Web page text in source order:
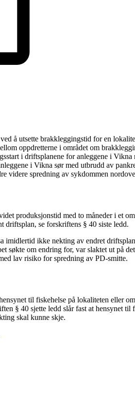
å utsette brakkleggingstid for en
oppdretterne i området om
i driftsplanene for anleggene i Vikna
i Vikna sør med utbrudd av
videre spredning av sykdommen
produksjonstid med to måneder i et
driftsplan, se forskriftens § 40 siste ledd.
imidlertid ikke nekting av endret
søkte om endring for, var slaktet ut på
lav risiko for spredning av PD-smitte.
til fiskehelse på lokaliteten eller
§ 40 sjette ledd slår fast at hensynet til
skal kunne skje.